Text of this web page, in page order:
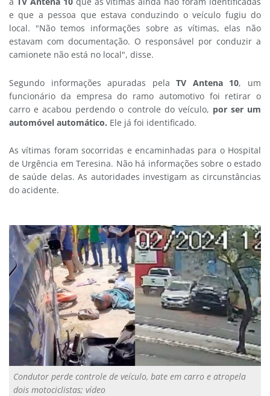
e que a pessoa que estava conduzindo o veículo fugiu do
local. "Não temos informações sobre as vítimas, elas não
estavam com documentação. O responsável por conduzir a
camionete não está no local", disse.
Segundo informações apuradas pelaTV Antena 10, um
funcionário da empresa do ramo automotivo foi retirar o
carro e acabou perdendo o controle do veículo, por ser um
automóvel automático. Ele já foi identificado.
As vítimas foram socorridas e encaminhadas para o Hospital
de Urgência em Teresina. Não há informações sobre o estado
de saúde delas. As autoridades investigam as circunstâncias
do acidente.
Condutor perde controle de veículo, bate em carro e atropela
dois motociclistas; vídeo